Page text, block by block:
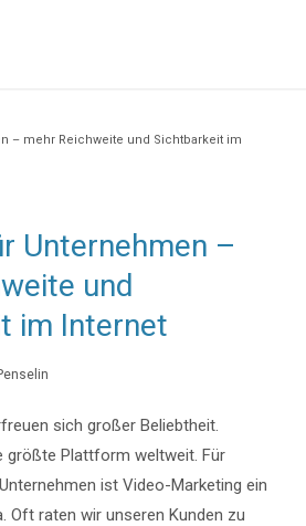
– mehr Reichweite und Sichtbarkeit im
Unternehmen –
und
im Internet
sich großer Beliebtheit.
größte Plattform weltweit. Für
ist Video-Marketing ein
Oft raten wir unseren Kunden zu